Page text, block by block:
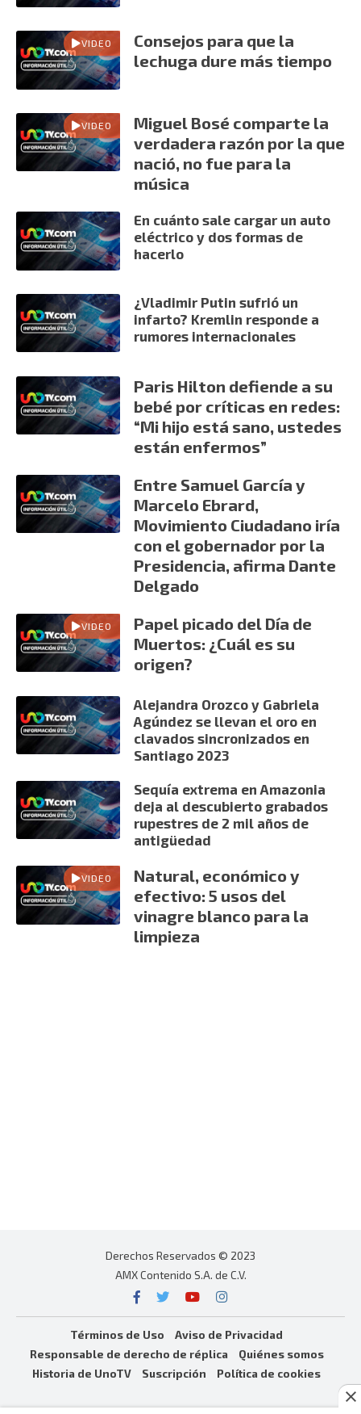
VIDEO
Consejos para que la
lechuga dure más tiempo
VIDEO
Miguel Bosé comparte la
verdadera razón por la que
nació, no fue para la
música
En cuánto sale cargar un auto
eléctrico y dos formas de
hacerlo
¿Vladimir Putin sufrió un
infarto? Kremlin responde a
rumores internacionales
Paris Hilton defiende a su
bebé por críticas en redes:
“Mi hijo está sano, ustedes
están enfermos”
Entre Samuel García y
Marcelo Ebrard,
Movimiento Ciudadano iría
con el gobernador por la
Presidencia, afirma Dante
Delgado
VIDEO
Papel picado del Día de
Muertos: ¿Cuál es su
origen?
Alejandra Orozco y Gabriela
Agúndez se llevan el oro en
clavados sincronizados en
Santiago 2023
Sequía extrema en Amazonia
deja al descubierto grabados
rupestres de 2 mil años de
antigüedad
VIDEO
Natural, económico y
efectivo: 5 usos del
vinagre blanco para la
limpieza
Derechos Reservados © 2023
AMX Contenido S.A. de C.V.
Términos de Uso
Aviso de Privacidad
Responsable de derecho de réplica
Quiénes somos
Historia de UnoTV
Suscripción Política de cookies